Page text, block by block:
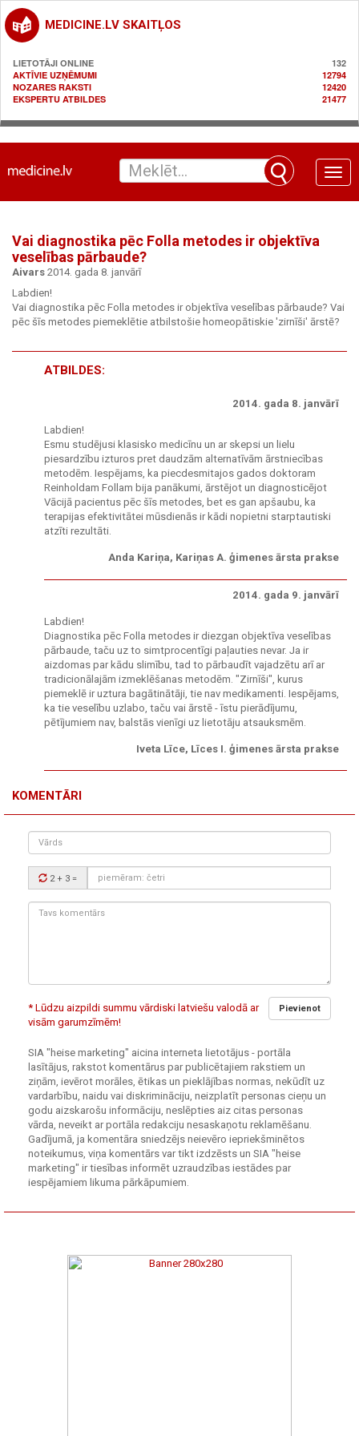
MEDICINE.LV SKAITĻOS
LIETOTĀJI ONLINE
132
AKTĪVIE UZŅĒMUMI
12794
NOZARES RAKSTI
12420
EKSPERTU ATBILDES
21477
Toggle
Vai diagnostika pēc Folla metodes ir objektīva
veselības pārbaude?
Aivars 2014. gada 8. janvārī
Labdien!
Vai diagnostika pēc Folla metodes ir objektīva veselības pārbaude? Vai
pēc šīs metodes piemeklētie atbilstošie homeopātiskie 'zirnīši' ārstē?
ATBILDES:
2014. gada 8. janvārī
Labdien!
Esmu studējusi klasisko medicīnu un ar skepsi un lielu
piesardzību izturos pret daudzām alternatīvām ārstniecības
metodēm. Iespējams, ka piecdesmitajos gados doktoram
Reinholdam Follam bija panākumi, ārstējot un diagnosticējot
Vācijā pacientus pēc šīs metodes, bet es gan apšaubu, ka
terapijas efektivitātei mūsdienās ir kādi nopietni starptautiski
atzīti rezultāti.
Anda Kariņa, Kariņas A. ģimenes ārsta prakse
2014. gada 9. janvārī
Labdien!
Diagnostika pēc Folla metodes ir diezgan objektīva veselības
pārbaude, taču uz to simtprocentīgi paļauties nevar. Ja ir
aizdomas par kādu slimību, tad to pārbaudīt vajadzētu arī ar
tradicionālajām izmeklēšanas metodēm. "Zirnīši", kurus
piemeklē ir uztura bagātinātāji, tie nav medikamenti. Iespējams,
ka tie veselību uzlabo, taču vai ārstē - īstu pierādījumu,
pētījumiem nav, balstās vienīgi uz lietotāju atsauksmēm.
Iveta Līce, Līces I. ģimenes ārsta prakse
KOMENTĀRI
Vārds
Drošības
kods:
2 + 3 =
Tavs
Pievienot
* Lūdzu aizpildi summu vārdiski latviešu valodā ar
visām garumzīmēm!
SIA "heise marketing" aicina interneta lietotājus - portāla
lasītājus, rakstot komentārus par publicētajiem rakstiem un
ziņām, ievērot morāles, ētikas un pieklājības normas, nekūdīt uz
vardarbību, naidu vai diskrimināciju, neizplatīt personas cieņu un
godu aizskarošu informāciju, neslēpties aiz citas personas
vārda, neveikt ar portāla redakciju nesaskaņotu reklamēšanu.
Gadījumā, ja komentāra sniedzējs neievēro iepriekšminētos
noteikumus, viņa komentārs var tikt izdzēsts un SIA "heise
marketing" ir tiesības informēt uzraudzības iestādes par
iespējamiem likuma pārkāpumiem.